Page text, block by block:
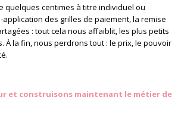
quelques centimes à titre individuel ou
des grilles de paiement, la remise
: tout cela nous affaiblit, les plus petits
À la fin, nous perdrons tout : le prix, le pouvoir
et construisons maintenant le métier de